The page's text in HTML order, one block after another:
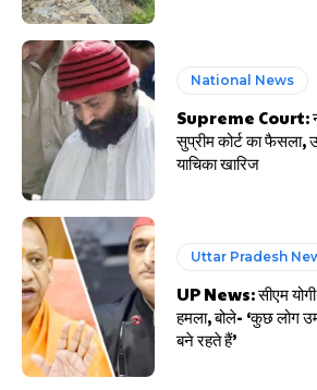
National News
Supreme Court:
सुप्रीम कोर्ट का
याचिका खारिज
Uttar Pradesh
UP News: सीएम
हमला, बोले- ‘कुछ लोग
बने रहते हैं’